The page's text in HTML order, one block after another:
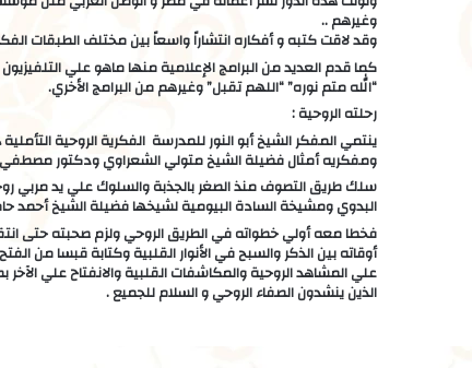
وغيرهم ..
وقد لاقت كتبه و أفكاره انتشاراً واسعاً بين مختلف الطبقات
كما قدم العديد من البرامج الإعلامية منها ماهو علي
“الله متم نوره” “اللهم تقبل” وغيرهم من البرامج الأخري.
رحلته الروحية :
ينتمي المفكر الشيخ أبو النور للمدرسة الفكرية الروحية
ومفكريه أمثال فضيلة الشيخ متولي الشعراوي ودكتور
سلك طريق التصوف منذ الصغر بالجذبة والسلوك علي يد مربي
البدوي ومشيخة السادة البيومية لشيخها فضيلة الشيخ أحمد
فخطا معه أولي خطواته في الطريق الروحي ولزم صحبته حتى
أوقاته بين الذكر والسبح في الأنوار القلبية وكتابة قبسا من
علي المشاهد الروحية والمكاشفات القلبية والانفتاح علي
الذين ينشدون الصفاء الروحي و السلام للجميع .